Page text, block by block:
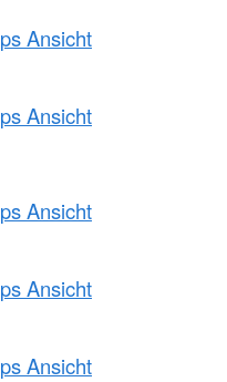
Ansicht
Ansicht
Ansicht
Ansicht
Ansicht